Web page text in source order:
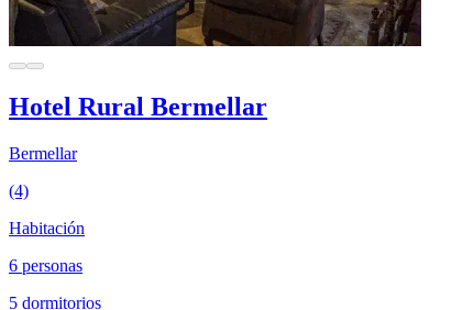
Hotel Rural Bermellar
Bermellar
(4)
Habitación
6 personas
5 dormitorios